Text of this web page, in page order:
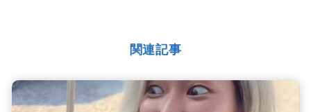
関連記事